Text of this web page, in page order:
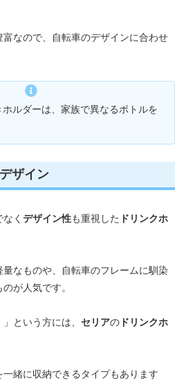
なので、自転車のデザインに合わせ
ルダーは、家族で異なるボトルを
ザイン
く デザイン性も重視した ドリンクホ
量なものや、自転車のフレームに馴染
のが人気です。
という方には、 セリアの ドリンクホ
緒に収納できるタイプもあります